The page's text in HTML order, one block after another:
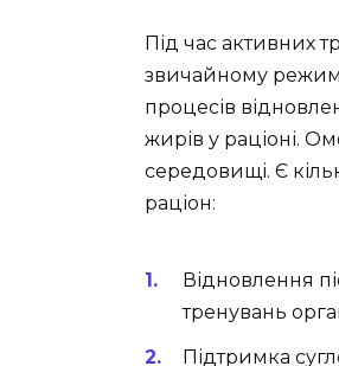
Під час активних
звичайному
процесів
жирів у раціоні.
середовищі. Є
раціон:
Відновлення
тренувань
Підтримка